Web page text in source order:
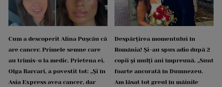
Cum a descoperit Alina Pușcău că
are cancer. Primele semne care
au trimis-o la medic. Prietena ei,
Olga Barcari, a povestit tot: „Și în
Asia Express avea cancer, dar
Despărțirea momentului în
România! Și-au spus adio după 2
copii și mulți ani împreună. „Sunt
foarte ancorată în Dumnezeu.
Am lăsat tot greul în mâinile